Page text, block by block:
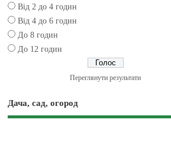
Від 2 до 4 годин
Від 4 до 6 годин
До 8 годин
До 12 годин
Переглянути результати
Дача, сад, огород